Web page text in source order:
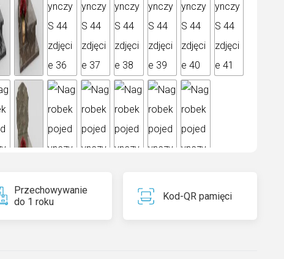
Przechowywanie
do 1 roku
Kod-QR pamięci